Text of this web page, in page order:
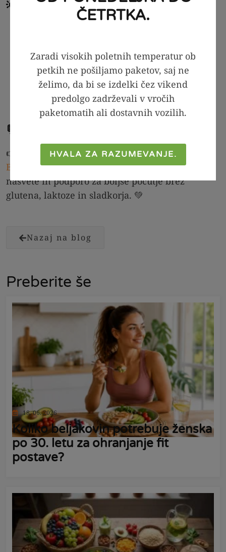
💡 Preberite še:
Kaj je celiakija?
Kaj je občutljivost na gluten?
Alergija na pšenico
Adijo, gluten!
💬 Težave z glutenom? Niste sami!
👉 Pridružite se naši Facebook skupini
BREZobresti, kjer delimo brezglutenske recepte,
nasvete in podporo za boljše počutje brez
glutena, laktoze in sladkorja. 💚
Nazaj na blog
Preberite še
18. 06. 2026
Koliko beljakovin potrebuje ženska
po 30. letu za ohranjanje fit
postave?
ČETRTKA.
Zaradi visokih poletnih temperatur ob
petkih ne pošiljamo paketov, saj ne
želimo, da bi se izdelki čez vikend
predolgo zadrževali v vročih
paketomatih ali dostavnih vozilih.
HVALA ZA RAZUMEVANJE.